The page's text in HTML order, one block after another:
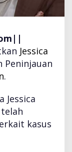
Jessica
Peninjauan
.
Jessica
kasus